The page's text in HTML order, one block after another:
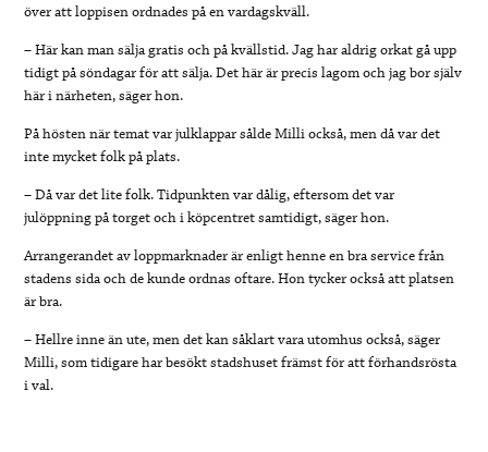
över att loppisen ordnades på en vardagskväll.
– Här kan man sälja gratis och på kvällstid. Jag har aldrig orkat gå upp
tidigt på söndagar för att sälja. Det här är precis lagom och jag bor själv
här i närheten, säger hon.
På hösten när temat var julklappar sålde Milli också, men då var det
inte mycket folk på plats.
– Då var det lite folk. Tidpunkten var dålig, eftersom det var
julöppning på torget och i köpcentret samtidigt, säger hon.
Arrangerandet av loppmarknader är enligt henne en bra service från
stadens sida och de kunde ordnas oftare. Hon tycker också att platsen
är bra.
– Hellre inne än ute, men det kan såklart vara utomhus också, säger
Milli, som tidigare har besökt stadshuset främst för att förhandsrösta
i val.